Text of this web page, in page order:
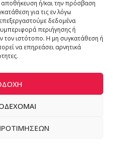
αποθήκευση ή/και την πρόσβαση
για τις εν λόγω
δεδομένα
περιήγησης ή
τον ιστότοπο. Η μη συγκατάθεση ή
να επηρεάσει αρνητικά